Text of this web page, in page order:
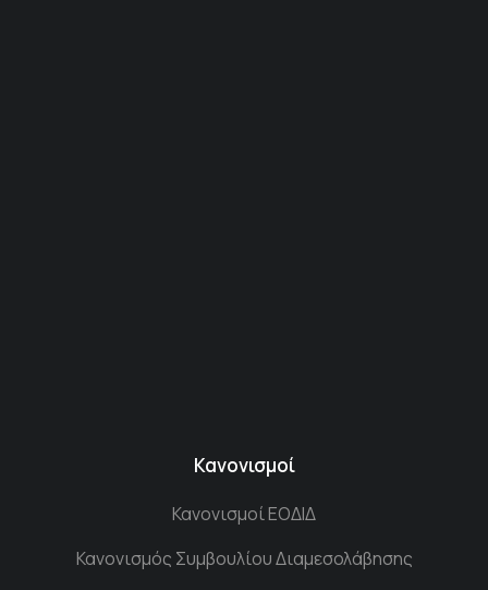
Κανονισμοί
Κανονισμοί ΕΟΔΙΔ
Κανονισμός Συμβουλίου Διαμεσολάβησης